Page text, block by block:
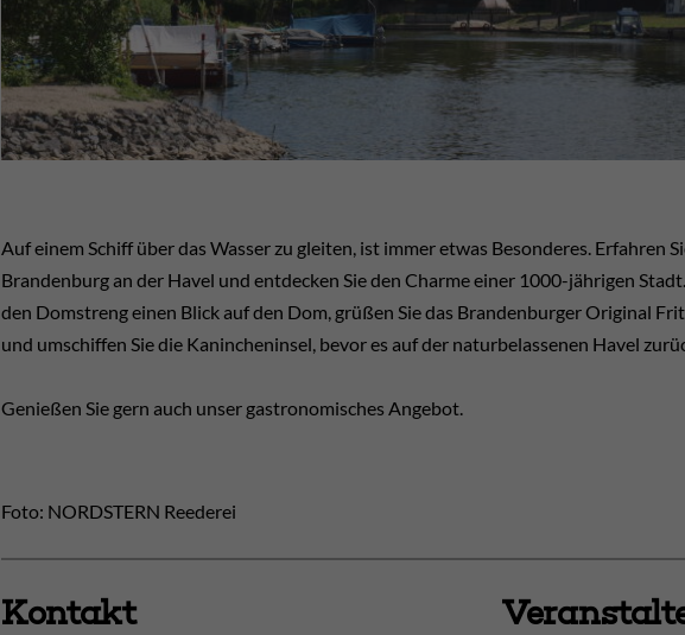
Auf einem Schiff über das Wasser zu gleiten, ist immer etwas Besonderes. Erfahren
Brandenburg an der Havel und entdecken Sie den Charme einer 1000-jährigen
den Domstreng einen Blick auf den Dom, grüßen Sie das Brandenburger Original
und umschiffen Sie die Kanincheninsel, bevor es auf der naturbelassenen Havel
Genießen Sie gern auch unser gastronomisches Angebot.
Foto: NORDSTERN Reederei
Kontakt